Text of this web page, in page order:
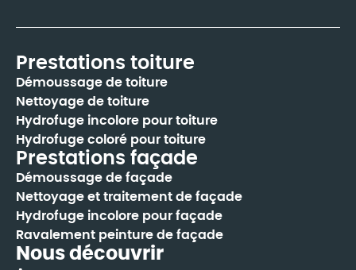
Prestations toiture
Démoussage de toiture
Nettoyage de toiture
Hydrofuge incolore pour toiture
Hydrofuge coloré pour toiture
Prestations façade
Démoussage de façade
Nettoyage et traitement de façade
Hydrofuge incolore pour façade
Ravalement peinture de façade
Nous découvrir